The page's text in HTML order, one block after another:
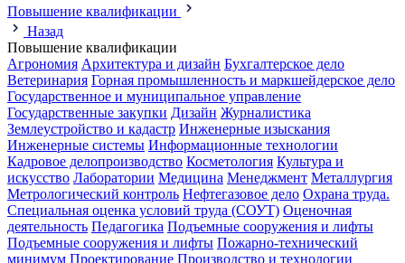
Повышение квалификации
Назад
Повышение квалификации
Агрономия Архитектура и дизайн Бухгалтерское дело
Ветеринария Горная промышленность и маркшейдерское дело
Государственное и муниципальное управление
Государственные закупки Дизайн Журналистика
Землеустройство и кадастр Инженерные изыскания
Инженерные системы Информационные технологии
Кадровое делопроизводство Косметология Культура и
искусство Лаборатории Медицина Менеджмент Металлургия
Метрологический контроль Нефтегазовое дело Охрана труда.
Специальная оценка условий труда (СОУТ) Оценочная
деятельность Педагогика Подъемные сооружения и лифты
Подъемные сооружения и лифты Пожарно-технический
минимум Проектирование Производство и технологии